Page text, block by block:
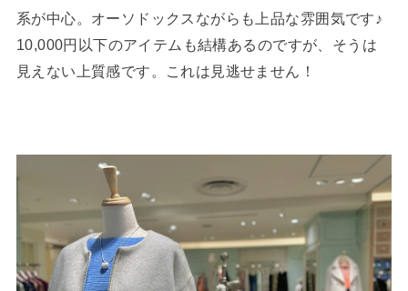
系が中心。オーソドックスながらも上品な雰囲気です♪
10,000円以下のアイテムも結構あるのですが、そうは
見えない上質感です。これは見逃せません！